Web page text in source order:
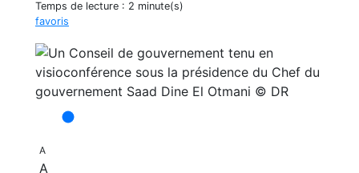
Temps de lecture : 2 minute(s)
favoris
A
A